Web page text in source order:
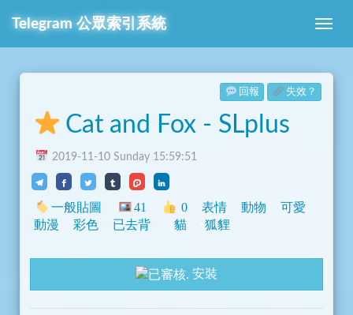
Telegram 公眾索引系統
回報 失效？
Cat and Fox - SLplus
2019-11-10 Sunday 15:59:51
一般貼圖 41 0 表情 動物
可愛
動漫
彩色 已去背 貓 狐貍
安裝